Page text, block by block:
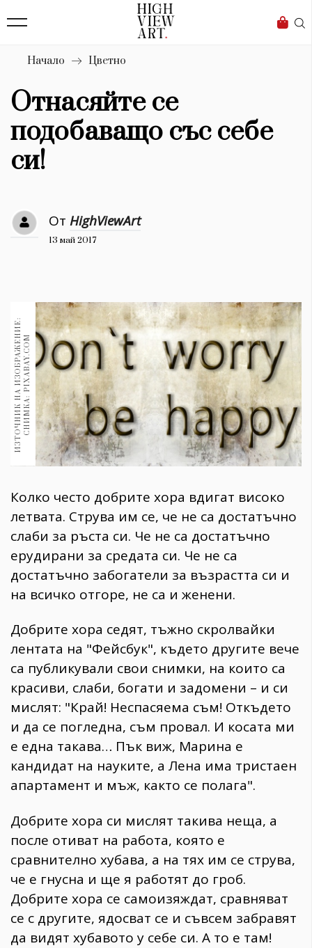
Бизнес
Мода
Dialogue
Изкуство
4338
Дизайн
Книги
30+ 1970
Гурме 1709
Пътувай
237
Здраве 389
Gentlemen
381
Wellness
1815
ПОСЛЕДВАЙТЕ
Начало Цветно
Отнасяйте се
подобаващо със себе
си!
От HighViewArt
13 май 2017
И
З
Т
О
Ч
Н
И
К
Н
А
И
З
О
Б
Р
А
Ж
Е
Н
И
Е
:
С
Н
И
М
К
А
:
P
I
X
A
B
A
Y
.
C
OM
Колко често добрите хора вдигат високо
летвата. Струва им се, че не са достатъчно
слаби за ръста си. Че не са достатъчно
ерудирани за средата си. Че не са
достатъчно забогатели за възрастта си и
на всичко отгоре, не са и женени.
Добрите хора седят, тъжно скролвайки
лентата на "Фейсбук", където другите вече
са публикували свои снимки, на които са
красиви, слаби, богати и задомени – и си
мислят: "Край! Неспасяема съм! Откъдето
и да се погледна, съм провал. И косата ми
е една такава… Пък виж, Марина е
кандидат на науките, а Лена има тристаен
апартамент и мъж, както се полага".
Добрите хора си мислят такива неща, а
после отиват на работа, която е
сравнително хубава, а на тях им се струва,
че е гнусна и ще я работят до гроб.
Добрите хора се самоизяждат, сравняват
се с другите, ядосват се и съвсем забравят
да видят хубавото у себе си. А то е там!